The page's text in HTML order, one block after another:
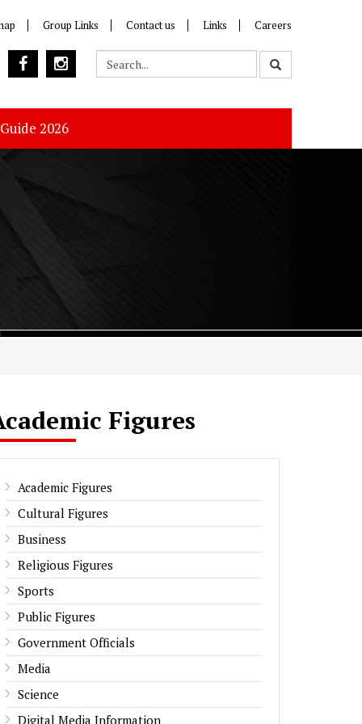
Group Links Contact us Links Careers
2026
Figures
Academic Figures
Cultural Figures
Business
Religious Figures
Sports
Public Figures
Government Officials
Media
Science
Digital Media Information